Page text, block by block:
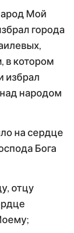
Мой
города
в котором
избрал
народом
на сердце
Бога
отцу